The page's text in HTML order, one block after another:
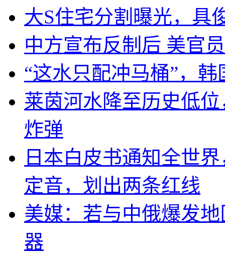
大S住宅分割曝光，具
中方宣布反制后 美官
“这水只配冲马桶”，
莱茵河水降至历史低
炸弹
日本白皮书通知全世
定音，划出两条红线
美媒：若与中俄爆发
器